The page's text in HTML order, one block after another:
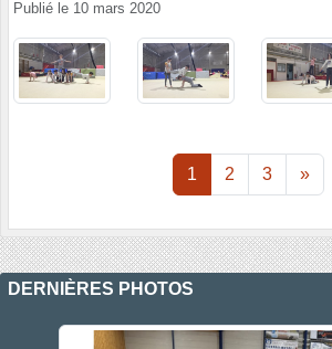
Publié le 10 mars 2020
1 2 3 »
DERNIÈRES PHOTOS